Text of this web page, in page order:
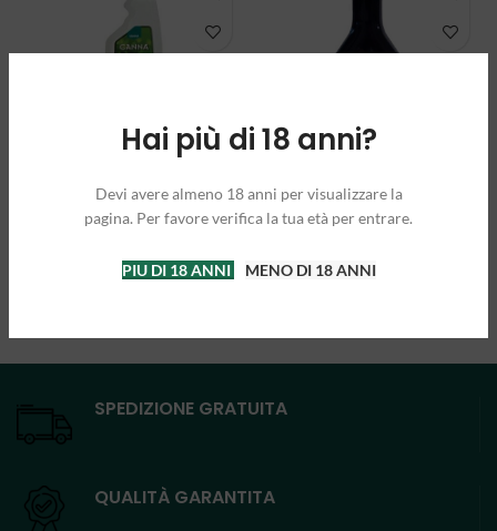
Hai più di 18 anni?
Devi avere almeno 18 anni per visualizzare la
pagina. Per favore verifica la tua età per entrare.
PIU DI 18 ANNI MENO DI 18 ANNI
A partire da:18,50€ A partire da:9,00
250 ml
SPEDIZIONE GRATUITA
QUALITÀ GARANTITA